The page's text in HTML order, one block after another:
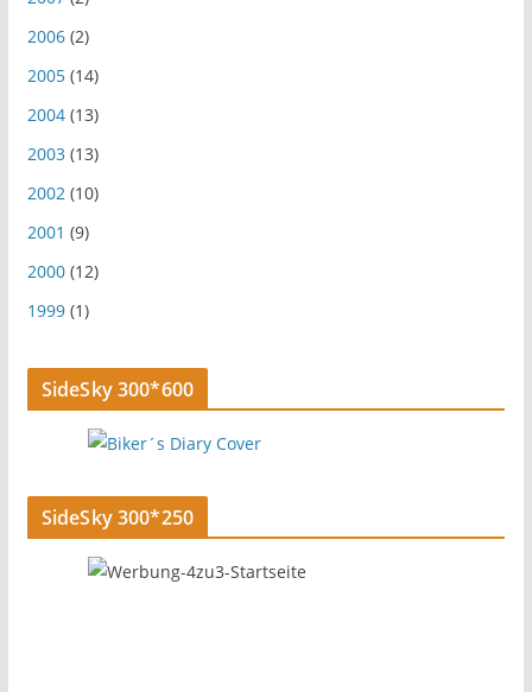
2006(2)
2005(14)
2004(13)
2003(13)
2002(10)
2001 (9)
2000(12)
1999(1)
SideSky 300*600
SideSky 300*250